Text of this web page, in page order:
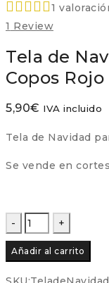
1
1 Review
Tela de
Copos
5,90€ IVA incluido
Tela de Navidad
Se vende en
Tela
de
Navidad
para
Añadir al carrito